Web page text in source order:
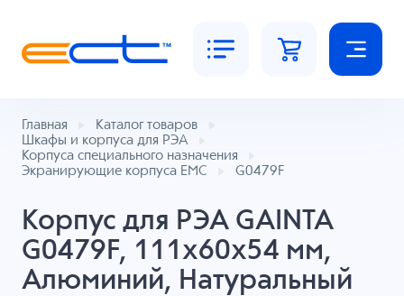
Главная
Каталог товаров
Шкафы и корпуса для РЭА
Корпуса специального назначения
Экранирующие корпуса EMC
G0479F
Корпус для РЭА GAINTA
G0479F, 111x60x54 мм,
Алюминий, Натуральный